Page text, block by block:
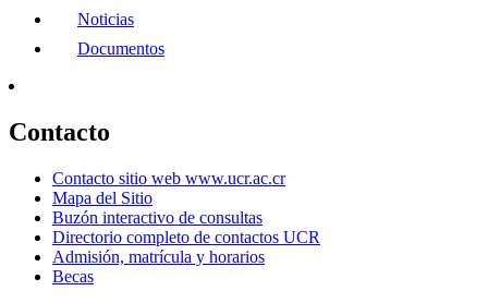
Noticias
Documentos
Contacto
Contacto sitio web www.ucr.ac.cr
Mapa del Sitio
Buzón interactivo de consultas
Directorio completo de contactos UCR
Admisión, matrícula y horarios
Becas